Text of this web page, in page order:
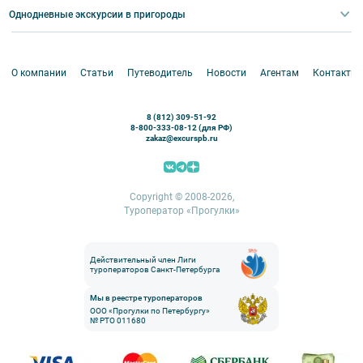
Круизы
Корпоративные мероприятия
Аренда водного транспорта
Однодневные экскурсии в пригороды
Кронштадт
Ораниенбаум
Пушкин (Царское село)
Выборг
О компании Статьи Путеводитель Новости Агентам Контакты
8 (812) 309-51-92
8-800-333-08-12 (для РФ)
zakaz@excurspb.ru
Copyright © 2008-2026,
Туроператор «Прогулки»
Действительный член Лиги
туроператоров Санкт-Петербурга
Мы в реестре туроператоров
ООО «Прогулки по Петербургу»
№ РТО 011680